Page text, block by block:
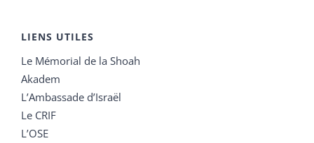
LIENS UTILES
Le Mémorial de la Shoah
Akadem
L’Ambassade d’Israël
Le CRIF
L’OSE